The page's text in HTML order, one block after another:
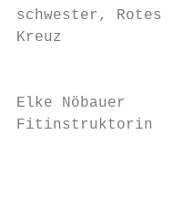
schwester,
Kreuz
Elke Nöbauer
Fitinstruktorin